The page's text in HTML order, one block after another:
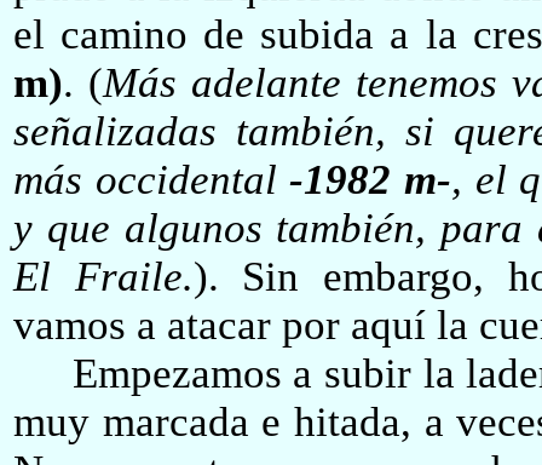
el camino de subida a la
m). (Más adelante tenemos
señalizadas también, si
más occidental -1982 m-, el
y que algunos también,
El Fraile.). Sin embargo,
vamos a atacar por aquí la
Empezamos a subir la
muy marcada e hitada, a